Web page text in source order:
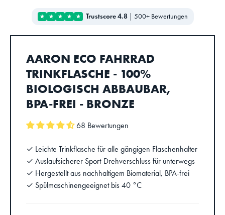
Trustscore 4.8| 500+ Bewertungen
AARON ECO FAHRRAD
TRINKFLASCHE - 100%
BIOLOGISCH ABBAUBAR,
BPA-FREI - BRONZE
68 Bewertungen
✓ Leichte Trinkflasche für alle gängigen Flaschenhalter
✓ Auslaufsicherer Sport-Drehverschluss für unterwegs
✓ Hergestellt aus nachhaltigem Biomaterial, BPA-frei
✓ Spülmaschinengeeignet bis 40 °C